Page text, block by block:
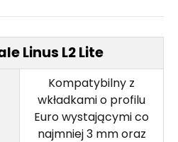
Linus L2 Lite
Kompatybilny z
wkładkami o profilu
Euro wystającymi co
najmniej 3 mm oraz